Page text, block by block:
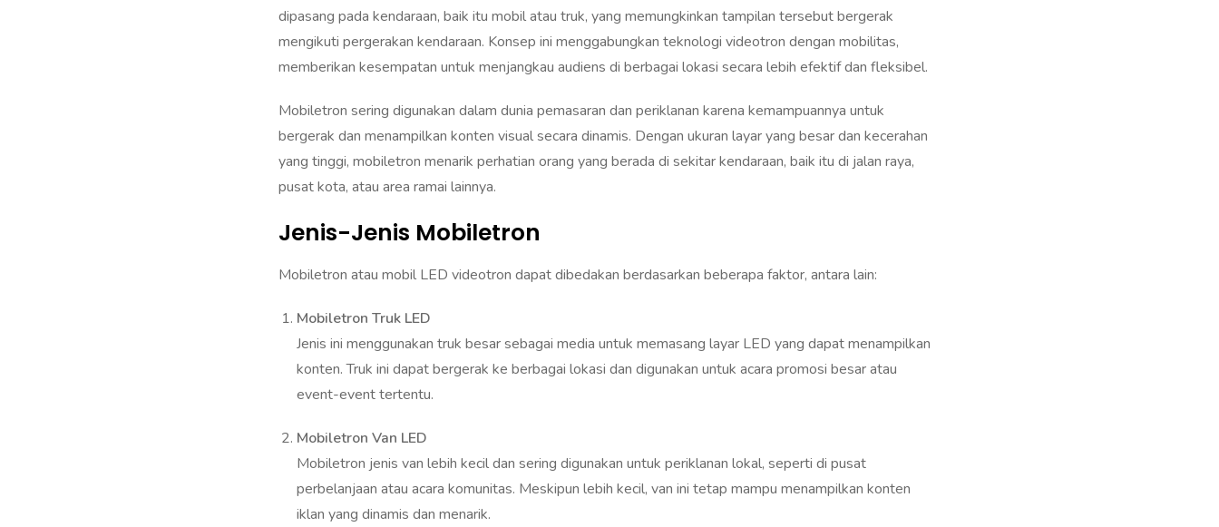
mengikuti pergerakan kendaraan. Konsep ini menggabungkan teknologi videotron dengan mobilitas,
memberikan kesempatan untuk menjangkau audiens di berbagai lokasi secara lebih efektif dan fleksibel.
bergerak dan menampilkan konten visual secara dinamis. Dengan ukuran layar yang besar dan kecerahan
yang tinggi, mobiletron menarik perhatian orang yang berada di sekitar kendaraan, baik itu di jalan raya,
pusat kota, atau area ramai lainnya.
Jenis-Jenis Mobiletron
Jenis ini menggunakan truk besar sebagai media untuk memasang layar LED yang dapat menampilkan
konten. Truk ini dapat bergerak ke berbagai lokasi dan digunakan untuk acara promosi besar atau
event-event tertentu.
Mobiletron jenis van lebih kecil dan sering digunakan untuk periklanan lokal, seperti di pusat
perbelanjaan atau acara komunitas. Meskipun lebih kecil, van ini tetap mampu menampilkan konten
iklan yang dinamis dan menarik.